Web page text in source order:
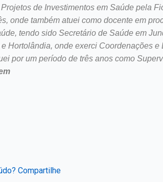
de Investimentos em Saúde pela
onde também atuei como docente em
tendo sido Secretário de Saúde em
Hortolândia, onde exerci Coordenações
por um período de três anos como
Compartilhe